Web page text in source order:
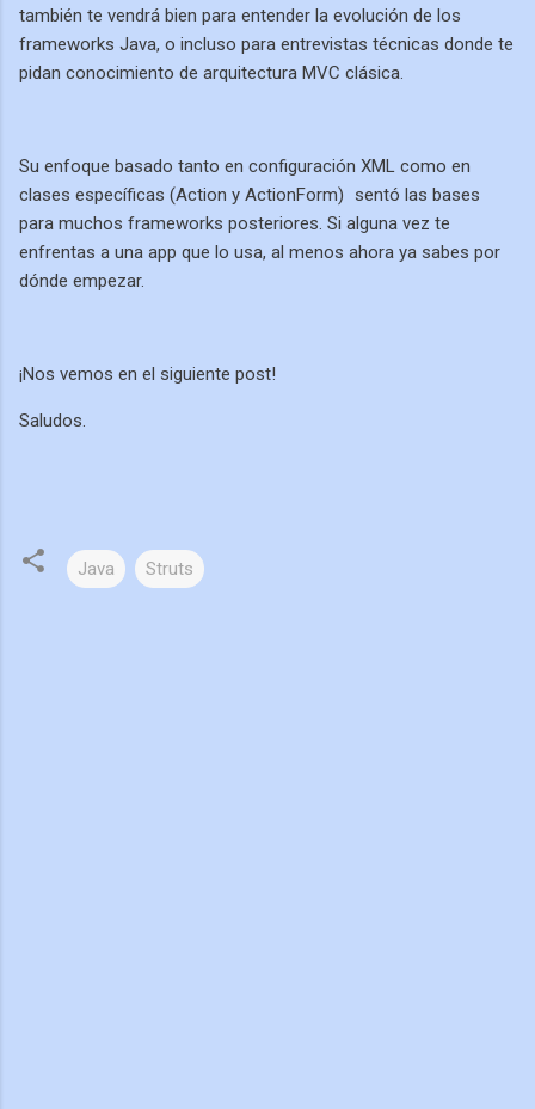
también te vendrá bien para entender la evolución de los
frameworks Java, o incluso para entrevistas técnicas donde te
pidan conocimiento de arquitectura MVC clásica.
Su enfoque basado tanto en configuración XML como en
clases específicas (Action y ActionForm) sentó las bases
para muchos frameworks posteriores. Si alguna vez te
enfrentas a una app que lo usa, al menos ahora ya sabes por
dónde empezar.
¡Nos vemos en el siguiente post!
Saludos.
Java Struts